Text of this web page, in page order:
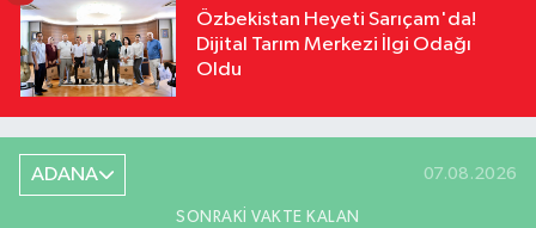
Özbekistan Heyeti Sarıçam'da!
Dijital Tarım Merkezi İlgi Odağı
Oldu
ADANA 07.08.2026
SONRAKI VAKTE KALAN